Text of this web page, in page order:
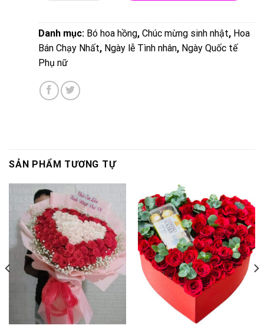
Danh mục: Bó hoa hồng, Chúc mừng sinh nhật, Hoa
Bán Chạy Nhất, Ngày lễ Tình nhân, Ngày Quốc tế
Phụ nữ
SẢN PHẨM TƯƠNG TỰ